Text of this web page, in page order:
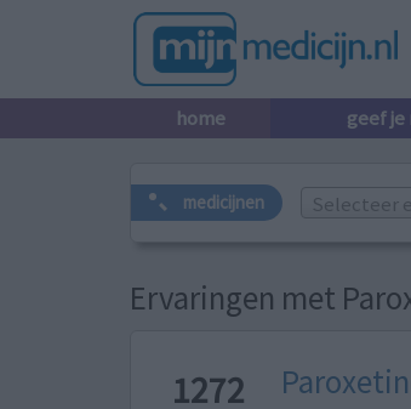
home geef je
medicijnen Selecteer
Ervaringen met
1272